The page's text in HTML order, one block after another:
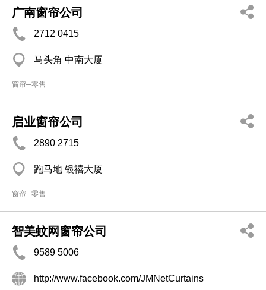
广南窗帘公司
2712 0415
马头角 中南大厦
窗帘─零售
启业窗帘公司
2890 2715
跑马地 银禧大厦
窗帘─零售
智美蚊网窗帘公司
9589 5006
http://www.facebook.com/JMNetCurtains